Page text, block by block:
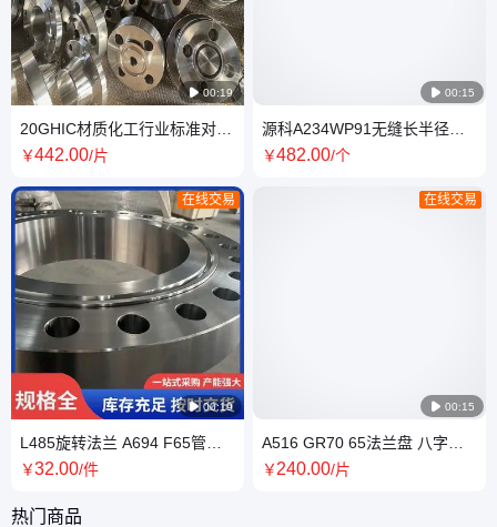
 00:19
20GHIC材质化工行业标准对焊
法兰WN Q345B高压盲板 PJSE
￥442.00/片
 00:19
在线交易
L485旋转法兰 A694 F65管线
钢高压抗硫盲板 MSS SP44标
￥32.00/件
 00:15
源科A234WP91无缝长半径弯
头 U型弯管 合金锻环 厚壁热压
￥482.00/个
 00:15
在线交易
A516 GR70 65法兰盘 八字盲
板 插板插环抗HIC酸性抗硫锻
￥240.00/片
热门商品